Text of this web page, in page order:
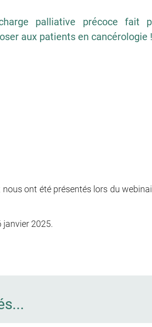
palliative précoce fait
aux patients en cancérologie !
ont été présentés lors du
janvier 2025.